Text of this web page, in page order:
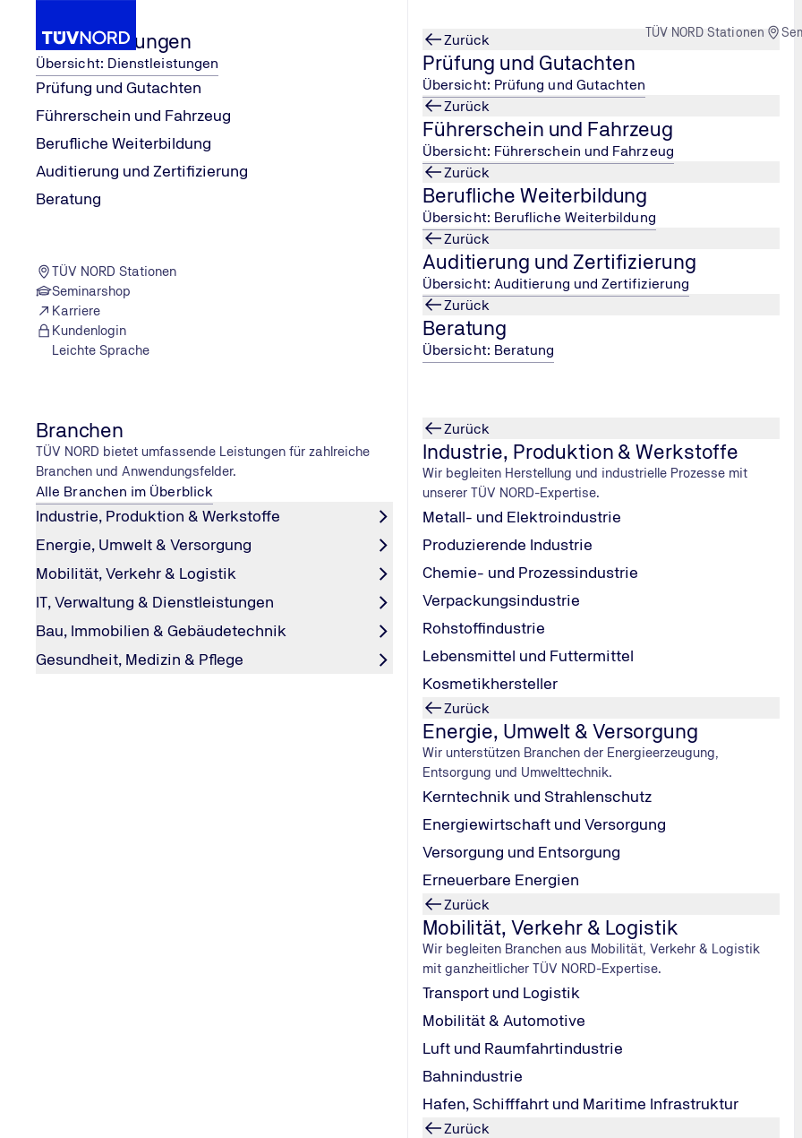
TÜV NORD Stationen
Dienstleistungen
Übersicht: Dienstleistungen
Prüfung und Gutachten
Führerschein und Fahrzeug
Berufliche Weiterbildung
Auditierung und Zertifizierung
Beratung
TÜV NORD Stationen
Seminarshop
Karriere
Kundenlogin
Leichte Sprache
Zurück
Prüfung und Gutachten
Übersicht: Prüfung und Gutachten
Zurück
Führerschein und Fahrzeug
Übersicht: Führerschein und Fahrzeug
Zurück
Berufliche Weiterbildung
Übersicht: Berufliche Weiterbildung
Zurück
Auditierung und Zertifizierung
Übersicht: Auditierung und Zertifizierung
Zurück
Beratung
Übersicht: Beratung
Branchen
TÜV NORD bietet umfassende Leistungen für zahlreiche
Branchen und Anwendungsfelder.
Alle Branchen im Überblick
Industrie, Produktion & Werkstoffe
Energie, Umwelt & Versorgung
Mobilität, Verkehr & Logistik
IT, Verwaltung & Dienstleistungen
Bau, Immobilien & Gebäudetechnik
Gesundheit, Medizin & Pflege
Zurück
Industrie, Produktion & Werkstoffe
Wir begleiten Herstellung und industrielle Prozesse mit
unserer TÜV NORD-Expertise.
Metall- und Elektroindustrie
Produzierende Industrie
Chemie- und Prozessindustrie
Verpackungsindustrie
Rohstoffindustrie
Lebensmittel und Futtermittel
Kosmetikhersteller
Zurück
Energie, Umwelt & Versorgung
Wir unterstützen Branchen der Energieerzeugung,
Entsorgung und Umwelttechnik.
Kerntechnik und Strahlenschutz
Energiewirtschaft und Versorgung
Versorgung und Entsorgung
Erneuerbare Energien
Zurück
Mobilität, Verkehr & Logistik
Wir begleiten Branchen aus Mobilität, Verkehr & Logistik
mit ganzheitlicher TÜV NORD-Expertise.
Transport und Logistik
Mobilität & Automotive
Luft und Raumfahrtindustrie
Bahnindustrie
Hafen, Schifffahrt und Maritime Infrastruktur
Zurück
Home
Ludwigslust
TÜV NORD STATION
Ludwigslust
Zum Routenplaner
Jetzt Termin buchen
Unsere Öffnungszeiten
Kostenloses Service-
Telefon
0800 80 70 600
Heute geschlossen
Mittwoch
08:00–10:00 *
Hinweis
* Es können nur Fahrzeuge und Anhänger bis 3,5t ZGM geprüft werden